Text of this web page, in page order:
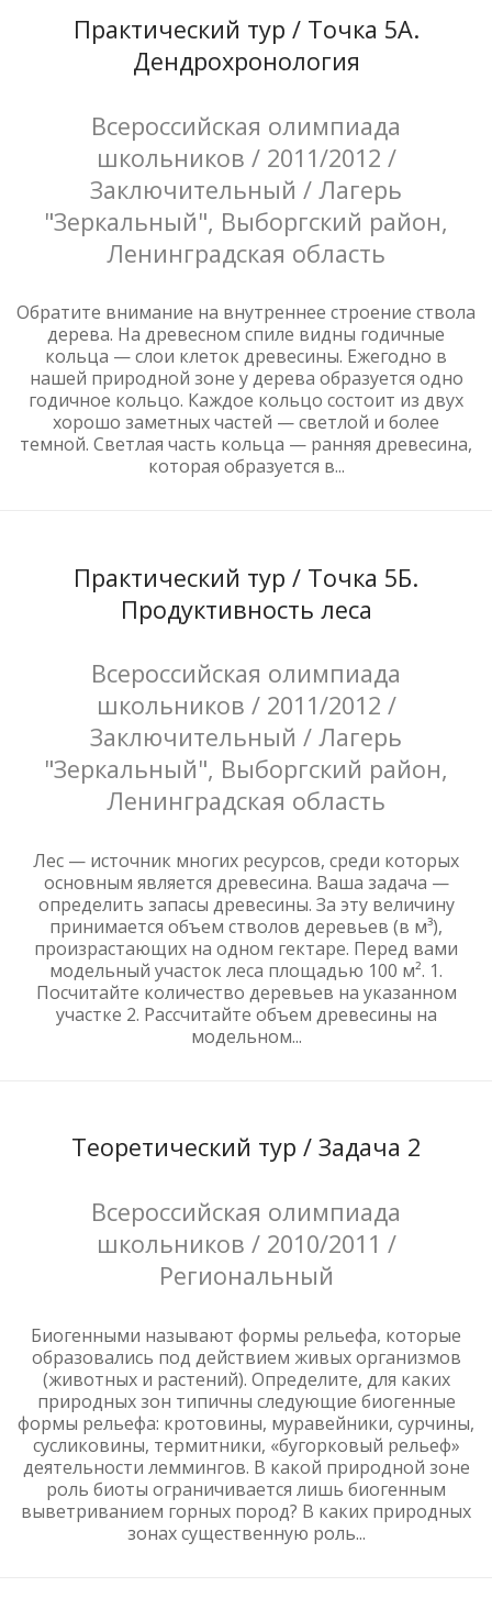
Практический тур / Точка 5А.
Дендрохронология
Всероссийская олимпиада
школьников / 2011/2012 /
Заключительный / Лагерь
"Зеркальный", Выборгский район,
Ленинградская область
Обратите внимание на внутреннее строение ствола
дерева. На древесном спиле видны годичные
кольца — слои клеток древесины. Ежегодно в
нашей природной зоне у дерева образуется одно
годичное кольцо. Каждое кольцо состоит из двух
хорошо заметных частей — светлой и более
темной. Светлая часть кольца — ранняя древесина,
которая образуется в...
Практический тур / Точка 5Б.
Продуктивность леса
Всероссийская олимпиада
школьников / 2011/2012 /
Заключительный / Лагерь
"Зеркальный", Выборгский район,
Ленинградская область
Лес — источник многих ресурсов, среди которых
основным является древесина. Ваша задача —
определить запасы древесины. За эту величину
принимается объем стволов деревьев (в м³),
произрастающих на одном гектаре. Перед вами
модельный участок леса площадью 100 м². 1.
Посчитайте количество деревьев на указанном
участке 2. Рассчитайте объем древесины на
модельном...
Теоретический тур / Задача 2
Всероссийская олимпиада
школьников / 2010/2011 /
Региональный
Биогенными называют формы рельефа, которые
образовались под действием живых организмов
(животных и растений). Определите, для каких
природных зон типичны следующие биогенные
формы рельефа: кротовины, муравейники, сурчины,
сусликовины, термитники, «бугорковый рельеф»
деятельности леммингов. В какой природной зоне
роль биоты ограничивается лишь биогенным
выветриванием горных пород? В каких природных
зонах существенную роль...